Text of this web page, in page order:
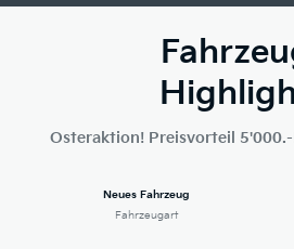
Osteraktion! Preisvorteil 5'000.-
Neues Fahrzeug
Fahrzeugart